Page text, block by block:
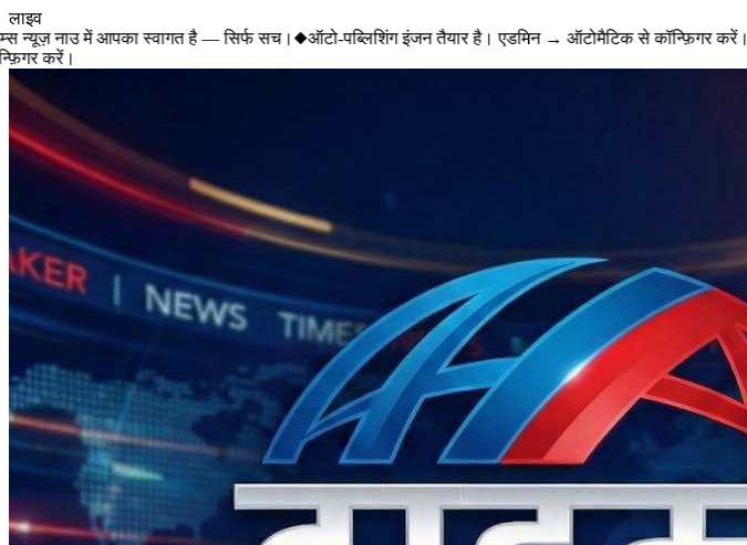
लाइव
न्यूज़ नाउ में आपका स्वागत है — सिर्फ सच।◆ऑटो-पब्लिशिंग इंजन तैयार है। एडमिन → ऑटोमैटिक से कॉन्फ़िगर करें।◆
करें।